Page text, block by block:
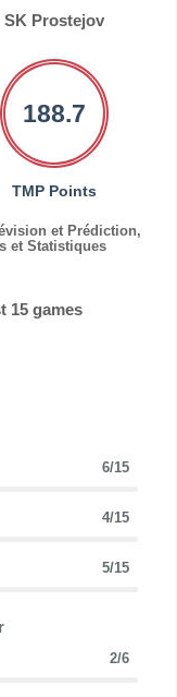
SK Prostejov
188.7
TMP Points
et Prédiction,
et Statistiques
15 games
6/15
4/15
5/15
2/6